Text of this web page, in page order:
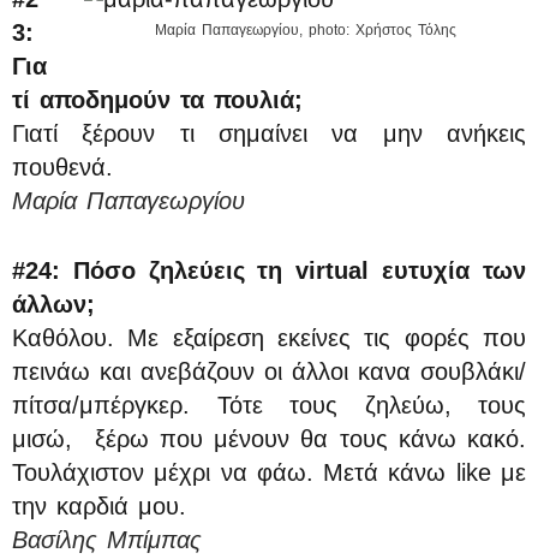
Μαρία Παπαγεωργίου, photo: Χρήστος Τόλης
3:
Για
τί αποδημούν τα πουλιά;
Γιατί ξέρουν τι σημαίνει να μην ανήκεις
πουθενά.
Μαρία Παπαγεωργίου
#24: Πόσο ζηλεύεις τη virtual ευτυχία των
άλλων;
Καθόλου. Με εξαίρεση εκείνες τις φορές που
πεινάω και ανεβάζουν οι άλλοι κανα σουβλάκι/
πίτσα/μπέργκερ. Τότε τους ζηλεύω, τους
μισώ, ξέρω που μένουν θα τους κάνω κακό.
Τουλάχιστον μέχρι να φάω. Μετά κάνω like με
την καρδιά μου.
Βασίλης Μπίμπας